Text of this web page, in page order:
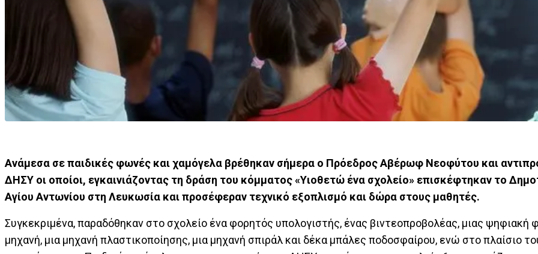
Ανάμεσα σε παιδικές φωνές και χαμόγελα βρέθηκαν σήμερα ο Πρόεδρος Αβέρωφ Νεοφύτου και
ΔΗΣΥ οι οποίοι, εγκαινιάζοντας τη δράση του κόμματος «Υιοθετώ ένα σχολείο» επισκέφτηκαν το
Αγίου Αντωνίου στη Λευκωσία και προσέφεραν τεχνικό εξοπλισμό και δώρα στους μαθητές.
Συγκεκριμένα, παραδόθηκαν στο σχολείο ένα φορητός υπολογιστής, ένας βιντεοπροβολέας, μιας ψηφιακή
μηχανή, μια μηχανή πλαστικοποίησης, μια μηχανή σπιράλ και δέκα μπάλες ποδοσφαίρου, ενώ στο πλαίσιο